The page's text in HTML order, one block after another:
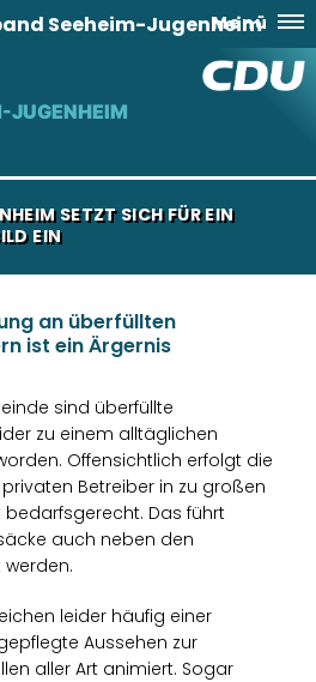
JUGENHEIM
Seeheim-Jugenheim
Menü
SETZT SICH FÜR EIN
EIN
an überfüllten
ist ein Ärgernis
sind überfüllte
zu einem alltäglichen
Offensichtlich erfolgt die
Betreiber in zu großen
Das führt
auch neben den
leider häufig einer
Aussehen zur
aller Art animiert. Sogar